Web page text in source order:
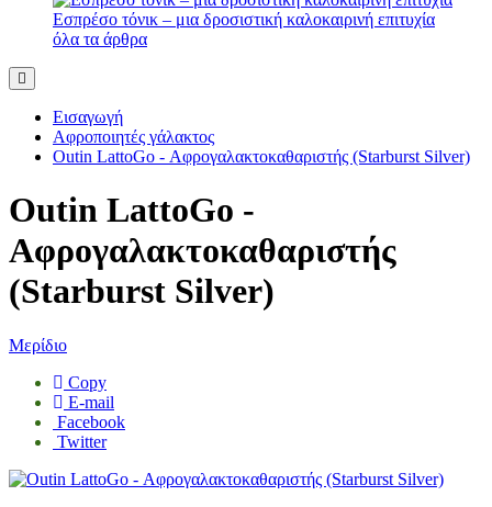
Εσπρέσο τόνικ – μια δροσιστική καλοκαιρινή επιτυχία
όλα τα άρθρα
Εισαγωγή
Αφροποιητές γάλακτος
Outin LattoGo - Αφρογαλακτοκαθαριστής (Starburst Silver)
Outin LattoGo -
Αφρογαλακτοκαθαριστής
(Starburst Silver)
Μερίδιο
Copy
E-mail
Facebook
Twitter